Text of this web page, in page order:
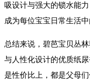
吸设计与强大的锁水能
成为每位宝宝日常生活中
总结来说，碧芭宝贝丛
与人性化设计的优质纸
是性价比上，都是父母